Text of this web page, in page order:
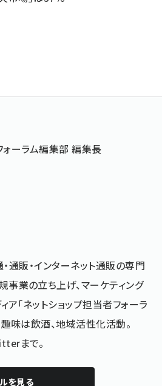
ォーラム編集部 編集長
通販・インターネット通販の専門
業の立ち上げ、マーケティング
ア「ネットショップ担当者フォーラ
味は飲酒、地域活性化活動。
まで。
を見る